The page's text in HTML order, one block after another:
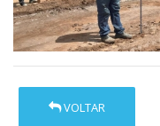
VOLTAR